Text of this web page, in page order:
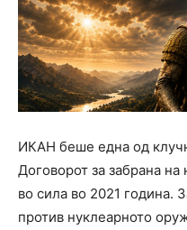
ИКАН беше една од
Договорот за забрана на
во сила во 2021 година.
против нуклеарното